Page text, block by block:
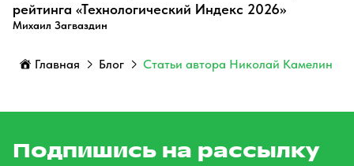
рейтинга «Технологический Индекс 2026»
Михаил Загваздин
Главная Блог Статьи автора Николай Камелин
Подпишись на рассылку